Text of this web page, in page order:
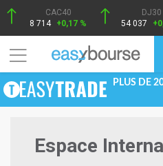
CAC40
8 714 +0,17 %
DJ30
54 037
PLUS DE
Espace